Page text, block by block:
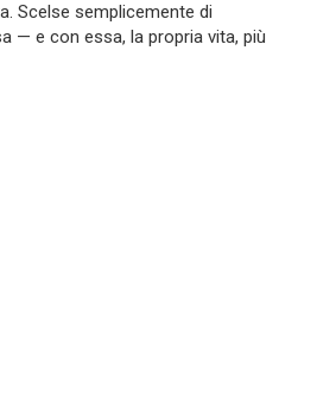
Scelse semplicemente di
— e con essa, la propria vita, più